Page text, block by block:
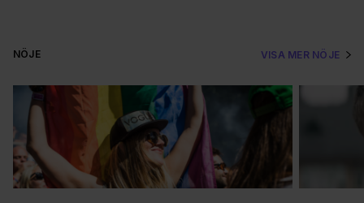
NÖJE VISA MER NÖJE